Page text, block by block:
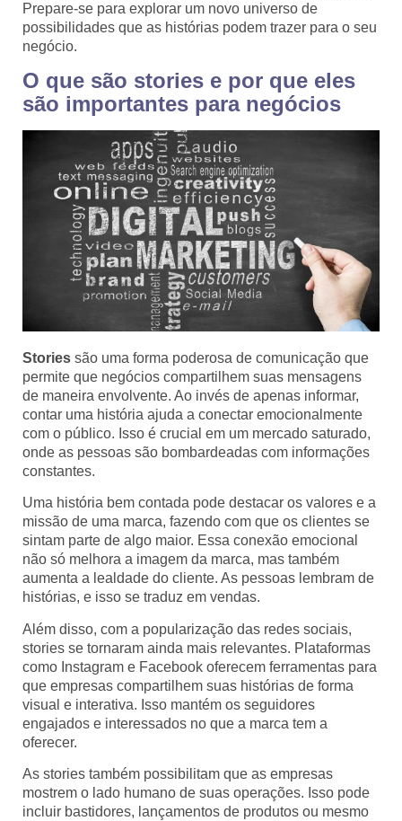
Prepare-se para explorar um novo universo de
possibilidades que as histórias podem trazer para o seu
negócio.
O que são stories e por que eles
são importantes para negócios
Stories são uma forma poderosa de comunicação que
permite que negócios compartilhem suas mensagens
de maneira envolvente. Ao invés de apenas informar,
contar uma história ajuda a conectar emocionalmente
com o público. Isso é crucial em um mercado saturado,
onde as pessoas são bombardeadas com informações
constantes.
Uma história bem contada pode destacar os valores e a
missão de uma marca, fazendo com que os clientes se
sintam parte de algo maior. Essa conexão emocional
não só melhora a imagem da marca, mas também
aumenta a lealdade do cliente. As pessoas lembram de
histórias, e isso se traduz em vendas.
Além disso, com a popularização das redes sociais,
stories se tornaram ainda mais relevantes. Plataformas
como Instagram e Facebook oferecem ferramentas para
que empresas compartilhem suas histórias de forma
visual e interativa. Isso mantém os seguidores
engajados e interessados no que a marca tem a
oferecer.
As stories também possibilitam que as empresas
mostrem o lado humano de suas operações. Isso pode
incluir bastidores, lançamentos de produtos ou mesmo